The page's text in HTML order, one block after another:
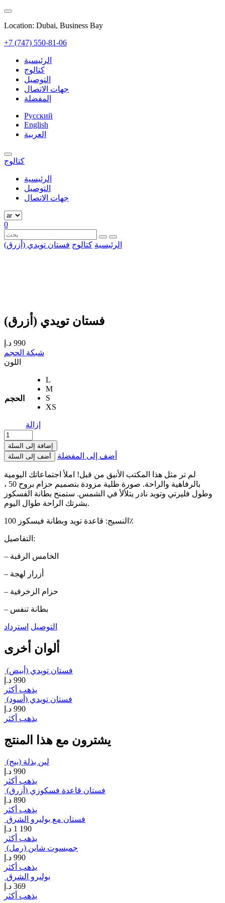
Location: Dubai, Business Bay
+7 (747) 550-81-06
الرئيسية
كتالوج
التوصيل
جهات الاتصال
المفضلة
Русский
English
العربية
كتالوج
الرئيسية
التوصيل
جهات الاتصال
0
الرئيسية كتالوج فستان تويدي (أزرق)
فستان تويدي (أزرق)
990 د.إ
شبكة الحجم
اللون
الحجم
L
M
S
XS
إزالة
إضافة إلى السلة
أضف إلى السلة
أضف إلى المفضلة
لم تر مثل هذا المكتب الأنيق من قبل! املأ اجتماعاتك اليومية
بالرفاهية والراحة. صورة ظلية مزودة بتصميم حزام بروح 50 ،
وطول فليرتي وتويد نادر يتلألأ في الشمس. ستمنح بطانة الفسكوز
بشرتك الراحة طوال اليوم.
النسيج: قاعدة تويد وبطانة فيسكوز 100٪
التفاصيل:
– الخامس الرقبة
– أزرار لهجة
– حزام الزخرفية
– بطانة تنفس
التوصيل استرداد
ألوان أخرى
فستان تويدي (أبيض)
990 د.إ
يذهب أكثر
فستان تويدي (أسود)
990 د.إ
يذهب أكثر
يشترون مع هذا المنتج
لين بذلة (بيج)
990 د.إ
يذهب أكثر
فستان قاعدة فسكوزي (أزرق)
890 د.إ
يذهب أكثر
فستان مع بوليرو الشرق
1 190 د.إ
يذهب أكثر
جمبسوت شاين (رمل)
990 د.إ
يذهب أكثر
بوليرو الشرق
369 د.إ
يذهب أكثر